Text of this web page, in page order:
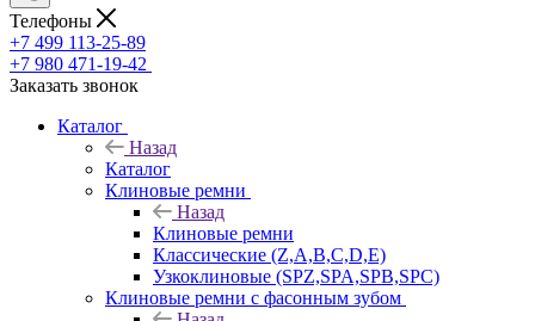
Телефоны
+7 499 113-25-89
+7 980 471-19-42
Заказать звонок
Каталог
Назад
Каталог
Клиновые ремни
Назад
Клиновые ремни
Классические (Z,A,B,C,D,E)
Узкоклиновые (SPZ,SPA,SPB,SPC)
Клиновые ремни с фасонным зубом